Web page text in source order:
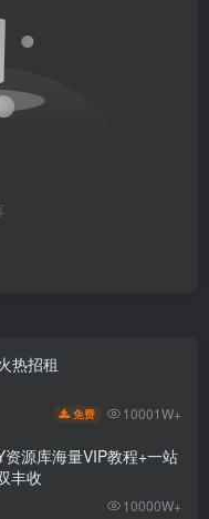
热招租
免费 10001W+
源库海量VIP教程+一站
丰收
10000W+